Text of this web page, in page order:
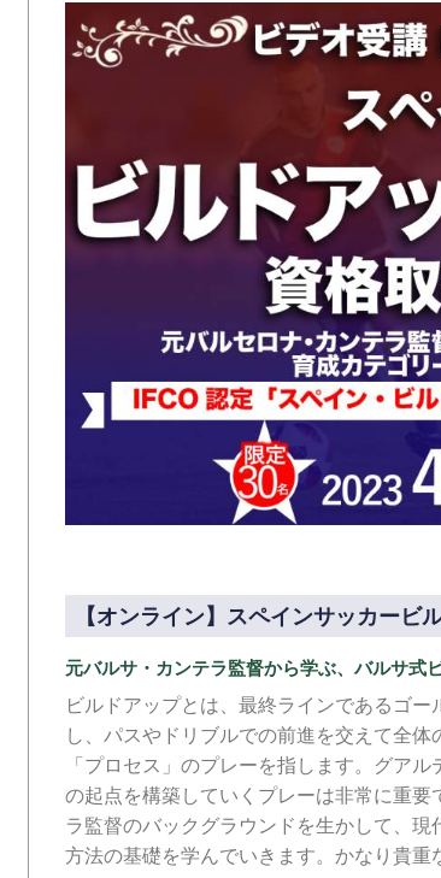
【オンライン】スペインサッカービ
元バルサ・カンテラ監督から学ぶ、バルサ式
ビルドアップとは、最終ラインであるゴ
し、パスやドリブルでの前進を交えて全
「プロセス」のプレーを指します。グア
の起点を構築していくプレーは非常に重
ラ監督のバックグラウンドを生かして、
方法の基礎を学んでいきます。かなり貴重